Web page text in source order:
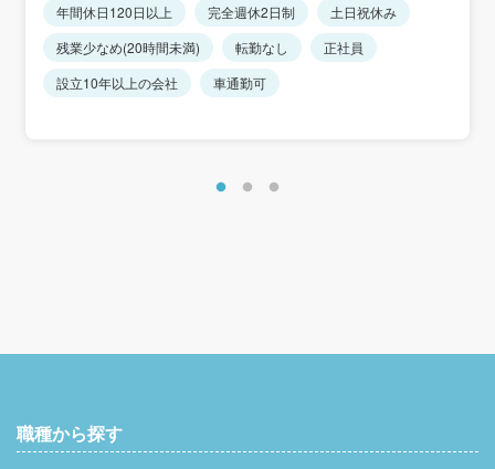
年間休日120日以上 完全週休2日制
土日祝休み
残業少なめ(20時間未満)
転勤なし
正社員
設立10年以上の会社
車通勤可
職種から探す